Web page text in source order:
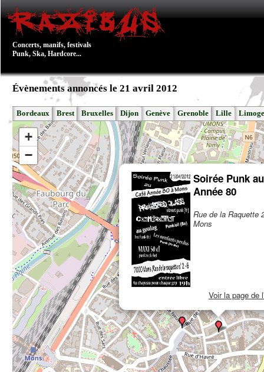
Concerts, manifs, festivals
Punk, Ska, Hardcore...
Évènements annoncés le 21 avril 2012
Bordeaux Brest Bruxelles Dijon Genève Grenoble Lille
Soirée Punk
Année 80
Rue de la Raquette
Mons
Voir la page de
+
−